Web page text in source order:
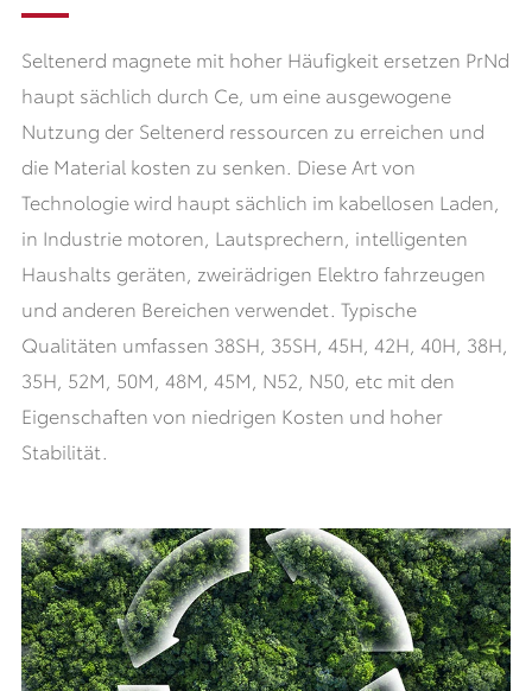
Seltenerd magnete mit hoher Häufigkeit ersetzen PrNd
haupt sächlich durch Ce, um eine ausgewogene
Nutzung der Seltenerd ressourcen zu erreichen und
die Material kosten zu senken. Diese Art von
Technologie wird haupt sächlich im kabellosen Laden,
in Industrie motoren, Lautsprechern, intelligenten
Haushalts geräten, zweirädrigen Elektro fahrzeugen
und anderen Bereichen verwendet. Typische
Qualitäten umfassen 38SH, 35SH, 45H, 42H, 40H, 38H,
35H, 52M, 50M, 48M, 45M, N52, N50, etc mit den
Eigenschaften von niedrigen Kosten und hoher
Stabilität.